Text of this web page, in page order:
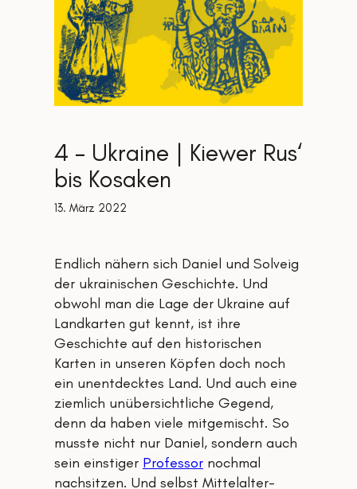
4 – Ukraine | Kiewer Rus‘
bis Kosaken
13. März 2022
Endlich nähern sich Daniel und Solveig
der ukrainischen Geschichte. Und
obwohl man die Lage der Ukraine auf
Landkarten gut kennt, ist ihre
Geschichte auf den historischen
Karten in unseren Köpfen doch noch
ein unentdecktes Land. Und auch eine
ziemlich unübersichtliche Gegend,
denn da haben viele mitgemischt. So
musste nicht nur Daniel, sondern auch
sein einstiger Professor nochmal
nachsitzen. Und selbst Mittelalter-